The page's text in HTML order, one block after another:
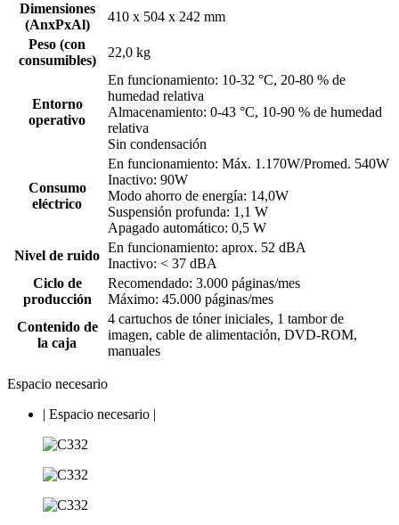
Dimensiones
(AnxPxAl)
410 x 504 x 242 mm
Peso (con
consumibles)
22,0 kg
Entorno
operativo
En funcionamiento: 10-32 °C, 20-80 % de
humedad relativa
Almacenamiento: 0-43 °C, 10-90 % de humedad
relativa
Sin condensación
Consumo
eléctrico
En funcionamiento: Máx. 1.170W/Promed. 540W
Inactivo: 90W
Modo ahorro de energía: 14,0W
Suspensión profunda: 1,1 W
Apagado automático: 0,5 W
Nivel de ruido
En funcionamiento: aprox. 52 dBA
Inactivo: < 37 dBA
Ciclo de
producción
Recomendado: 3.000 páginas/mes
Máximo: 45.000 páginas/mes
Contenido de
la caja
4 cartuchos de tóner iniciales, 1 tambor de
imagen, cable de alimentación, DVD-ROM,
manuales
Espacio necesario
| Espacio necesario |